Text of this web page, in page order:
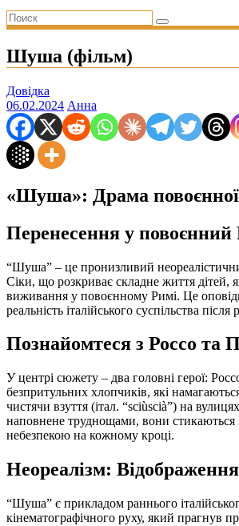
Шуша (фільм)
Довідка
06.02.2024 Анна
«Шуша»: Драма повоєнної
Перенесення у
“Шуша” – це пронизливий
Сіки, що розкриває складне життя дітей,
виживання у повоєнному Римі. Це
реальність італійського суспільства після
Познайомтеся з Россо та
У центрі сюжету – два головні герої:
безпритульних хлопчиків, які
чистячи взуття (італ. “sciùscià”) на
наповнене труднощами, вони стикаються
небезпекою на кожному кроці.
Неореалізм:
“Шуша” є прикладом раннього
кінематографічного руху, який прагнув